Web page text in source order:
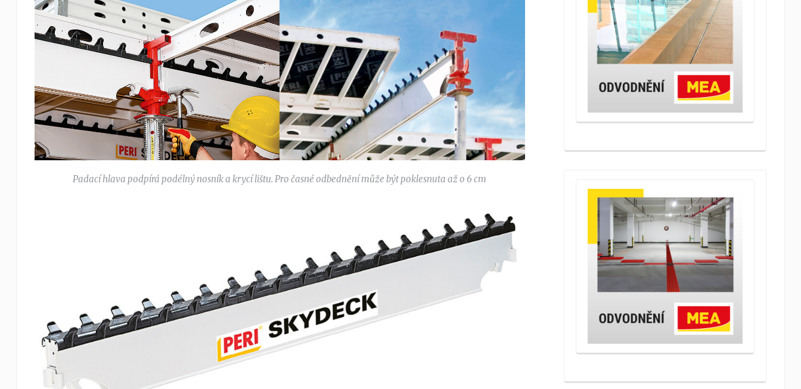
Padací hlava podpírá podélný nosník a krycí lištu. Pro časné odbednění může být poklesnuta až o 6 cm